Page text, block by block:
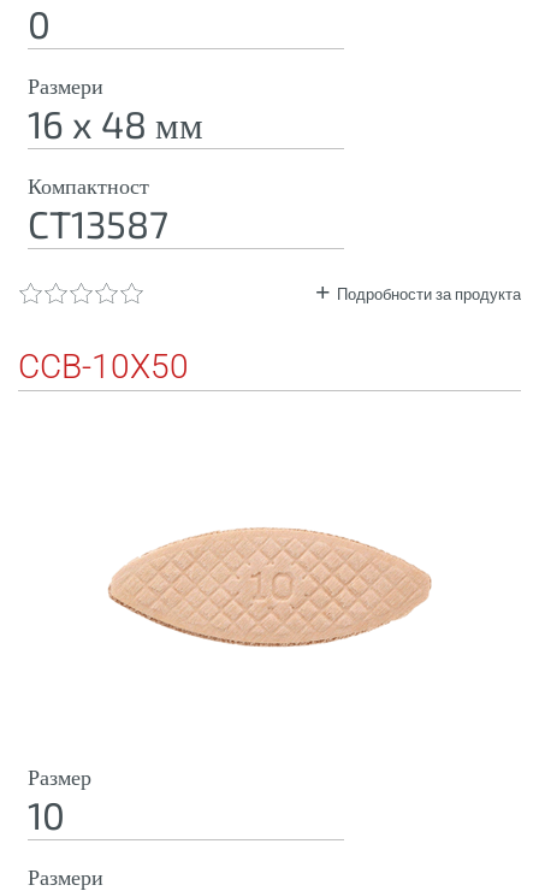
0
Размери
16 x 48 мм
Компактност
CT13587
Подробности за продукта
CCB-10X50
Размер
10
Размери